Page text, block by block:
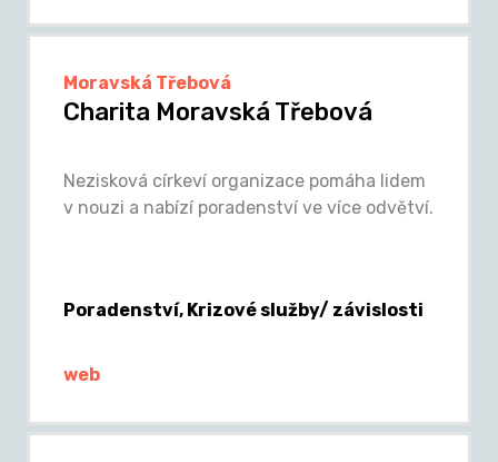
Moravská Třebová
Charita Moravská Třebová
Nezisková církeví organizace pomáha lidem
v nouzi a nabízí poradenství ve více odvětví.
Poradenství, Krizové služby/ závislosti
web